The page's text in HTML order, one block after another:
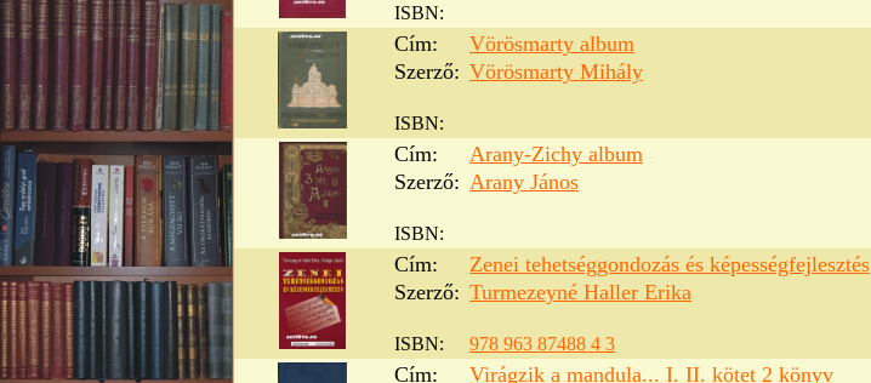
ISBN:
Cím:
Vörösmarty album
Szerző: Vörösmarty Mihály
ISBN:
Cím:
Arany-Zichy album
Szerző: Arany János
ISBN:
Cím:
Zenei tehetséggondozás és képességfejlesztés
Szerző: Turmezeyné Haller Erika
ISBN:
978 963 87488 4 3
Cím:
Virágzik a mandula... I. II. kötet 2 könyv